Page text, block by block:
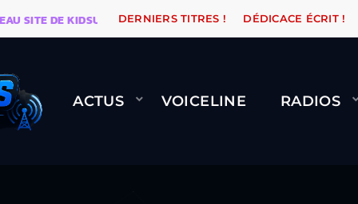
DE KIDSUNE WARÉTRO ORANGE ROAD QUI
DERNIERS TITRES ! DÉDICACE ÉCRIT !
ACTUS VOICELINE RADIOS